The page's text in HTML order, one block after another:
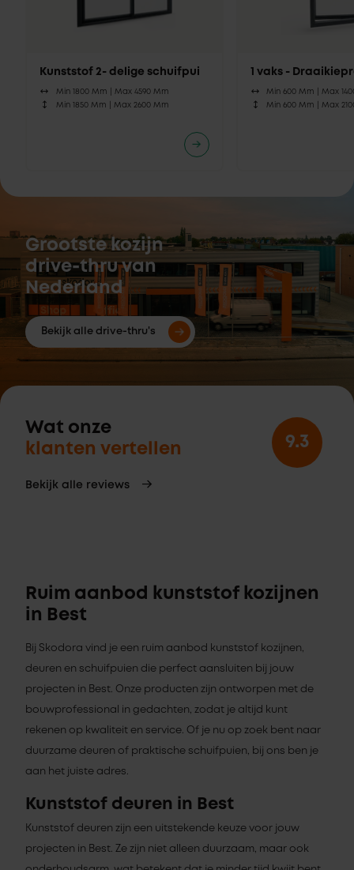
Kunststof 2- delige schuifpui
Min 1800 Mm | Max 4590 Mm
Min 1850 Mm | Max 2600 Mm
1 vaks -
Min 600 Mm |Max
Min 600 Mm |Max
Grootste kozijn
drive-thru van
Nederland
Bekijk alle drive-thru's
Wat onze
klanten vertellen
Bekijk alle reviews
9.3
Ruim aanbod kunststof kozijnen
in Best
Bij Skodora vind je een ruim aanbod kunststof kozijnen,
deuren en schuifpuien die perfect aansluiten bij jouw
projecten in Best. Onze producten zijn ontworpen met de
bouwprofessional in gedachten, zodat je altijd kunt
rekenen op kwaliteit en service. Of je nu op zoek bent naar
duurzame deuren of praktische schuifpuien, bij ons ben je
aan het juiste adres.
Kunststof deuren in Best
Kunststof deuren zijn een uitstekende keuze voor jouw
projecten in Best. Ze zijn niet alleen duurzaam, maar ook